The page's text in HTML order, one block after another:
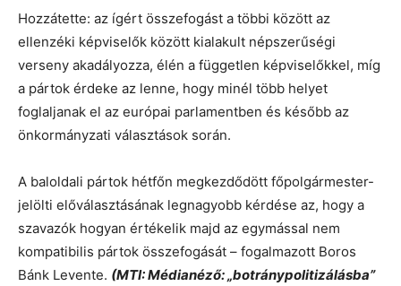
Hozzátette: az ígért összefogást a többi között az
ellenzéki képviselők között kialakult népszerűségi
verseny akadályozza, élén a független képviselőkkel, míg
a pártok érdeke az lenne, hogy minél több helyet
foglaljanak el az európai parlamentben és később az
önkormányzati választások során.
A baloldali pártok hétfőn megkezdődött főpolgármester-
jelölti előválasztásának legnagyobb kérdése az, hogy a
szavazók hogyan értékelik majd az egymással nem
kompatibilis pártok összefogását – fogalmazott Boros
Bánk Levente. (MTI: Médianéző: „botránypolitizálásba”